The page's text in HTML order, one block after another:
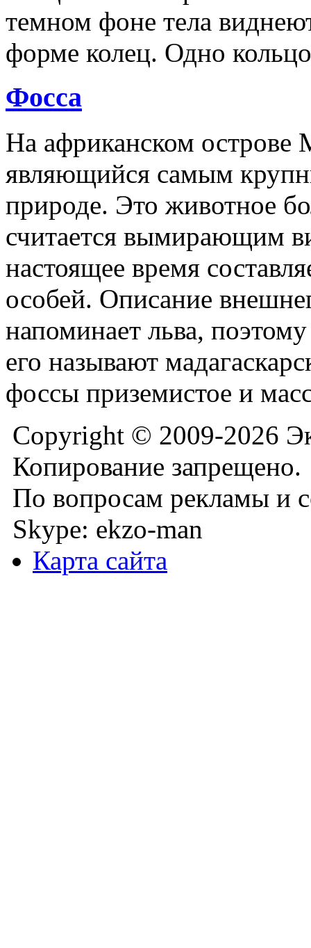
темном фоне тела
форме колец. Одно
Фосса
На африканском острове
являющийся самым
природе. Это животное
считается вымирающим
настоящее время
особей. Описание
напоминает льва,
его называют
фоссы приземистое и
Copyright © 2009-2026
Копирование запрещено.
По вопросам рекламы и
Skype: ekzo-man
Карта сайта